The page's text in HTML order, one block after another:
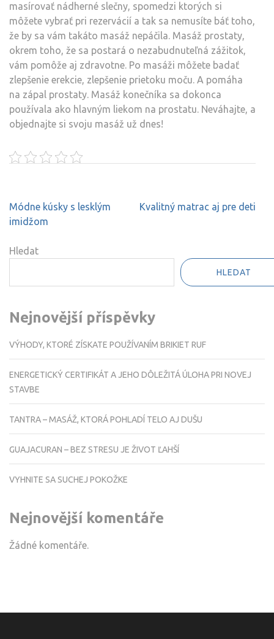
masírovať nádherné slečny, spomedzi ktorých si
môžete vybrať pri rezervácií a tak sa nemusíte báť toho,
že by sa vám takáto masáž nepáčila. Masáž prostaty,
okrem toho, že sa postará o nezabudnuteľná zážitok,
vám pomôže aj zdravotne. Po masáži môžete badať
zlepšenie erekcie, zlepšenie prietoku moču. A pomáha
na zápal prostaty. Masáž konečníka sa dokonca
používala ako hlavným liekom na prostatu. Neváhajte, a
objednajte si svoju masáž už dnes!
Navigace
pro
Módne kúsky s lesklým
imidžom
Kvalitný matrac aj pre deti
Hledat
HLEDAT
Nejnovější příspěvky
VÝHODY, KTORÉ ZÍSKATE POUŽÍVANÍM BRIKIET RUF
ENERGETICKÝ CERTIFIKÁT A JEHO DÔLEŽITÁ ÚLOHA PRI NOVEJ
STAVBE
TANTRA – MASÁŽ, KTORÁ POHLADÍ TELO AJ DUŠU
GUAJACURAN – BEZ STRESU JE ŽIVOT ĽAHŠÍ
VYHNITE SA SUCHEJ POKOŽKE
Nejnovější komentáře
Žádné komentáře.